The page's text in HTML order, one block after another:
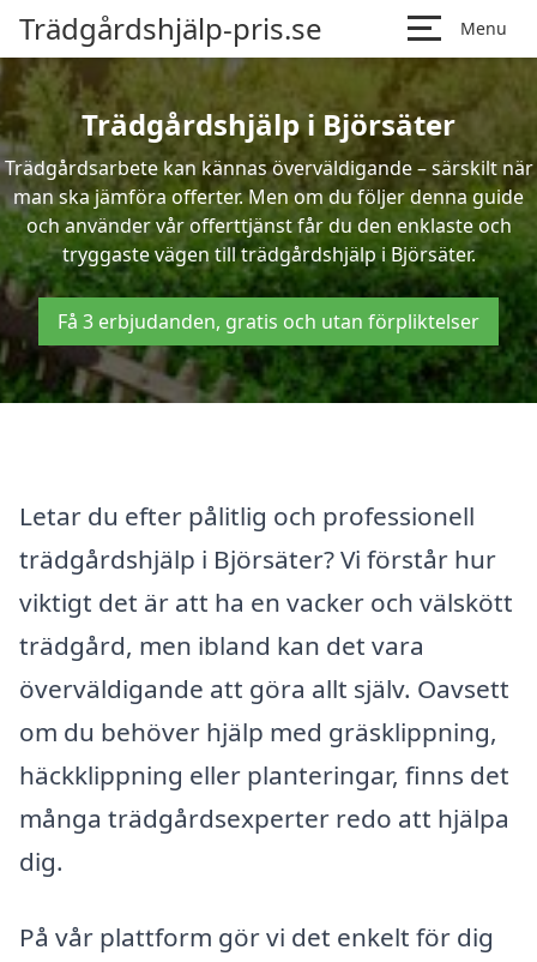
Trädgårdshjälp-pris.se Menu
Trädgårdshjälp i Björsäter
Trädgårdsarbete kan kännas överväldigande – särskilt när
man ska jämföra offerter. Men om du följer denna guide
och använder vår offerttjänst får du den enklaste och
tryggaste vägen till trädgårdshjälp i Björsäter.
Få 3 erbjudanden, gratis och utan förpliktelser
Letar du efter pålitlig och professionell
trädgårdshjälp i Björsäter? Vi förstår hur
viktigt det är att ha en vacker och välskött
trädgård, men ibland kan det vara
överväldigande att göra allt själv. Oavsett
om du behöver hjälp med gräsklippning,
häckklippning eller planteringar, finns det
många trädgårdsexperter redo att hjälpa
dig.
På vår plattform gör vi det enkelt för dig